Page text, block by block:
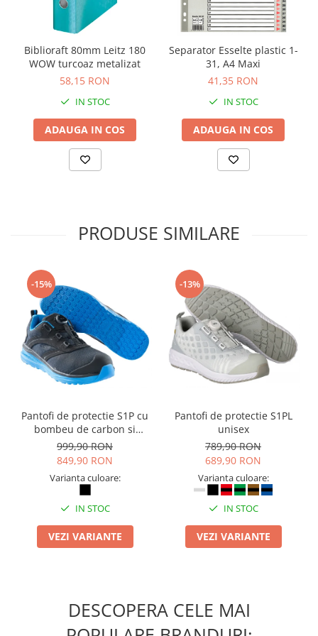
Biblioraft 80mm Leitz 180
WOW turcoaz metalizat
58,15 RON
IN STOC
ADAUGA IN COS
Separator Esselte plastic 1-
31, A4 Maxi
41,35 RON
IN STOC
ADAUGA IN COS
PRODUSE SIMILARE
-15%
Pantofi de protectie S1P cu
bombeu de carbon si
inchidere BOAÂ® Fit
999,90 RON
849,90 RON
Varianta culoare:
IN STOC
VEZI VARIANTE
-13%
Pantofi de protectie S1PL
unisex
789,90 RON
689,90 RON
Varianta culoare:
IN STOC
VEZI VARIANTE
DESCOPERA CELE MAI